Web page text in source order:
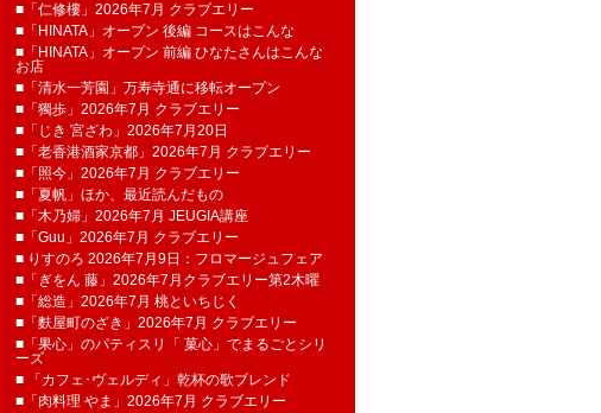
■「仁修樓」2026年7月 クラブエリー
■「HINATA」オープン 後編 コースはこんな
■「HINATA」オープン 前編 ひなたさんはこんな
お店
■「清水一芳園」万寿寺通に移転オープン
■「獨歩」2026年7月 クラブエリー
■「じき 宮ざわ」2026年7月20日
■「老香港酒家京都」2026年7月 クラブエリー
■「照今」2026年7月 クラブエリー
■「夏帆」ほか、最近読んだもの
■「木乃婦」2026年7月 JEUGIA講座
■「Guu」2026年7月 クラブエリー
■ りすのろ 2026年7月9日：フロマージュフェア
■「ぎをん 藤」2026年7月クラブエリー第2木曜
■「総造」2026年7月 桃といちじく
■「麩屋町のざき」2026年7月 クラブエリー
■「果心」のパティスリ「 菓​心」でまるごとシリ
ーズ
■ 「カフェ･ヴェルディ」乾杯の歌ブレンド
■「肉料理 やま」2026年7月 クラブエリー